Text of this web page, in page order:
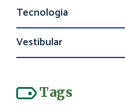
Tecnologia
Vestibular
Tags